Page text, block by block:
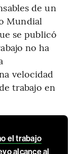
de un
Mundial
se publicó
no ha
velocidad
trabajo en
el trabajo
alcance al